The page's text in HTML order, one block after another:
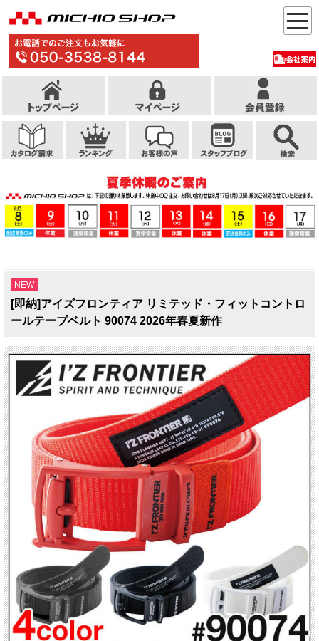
NEW
[即納]アイズフロンティア リミテッド・フィットコントロ
ールテープベルト 90074 2026年春夏新作